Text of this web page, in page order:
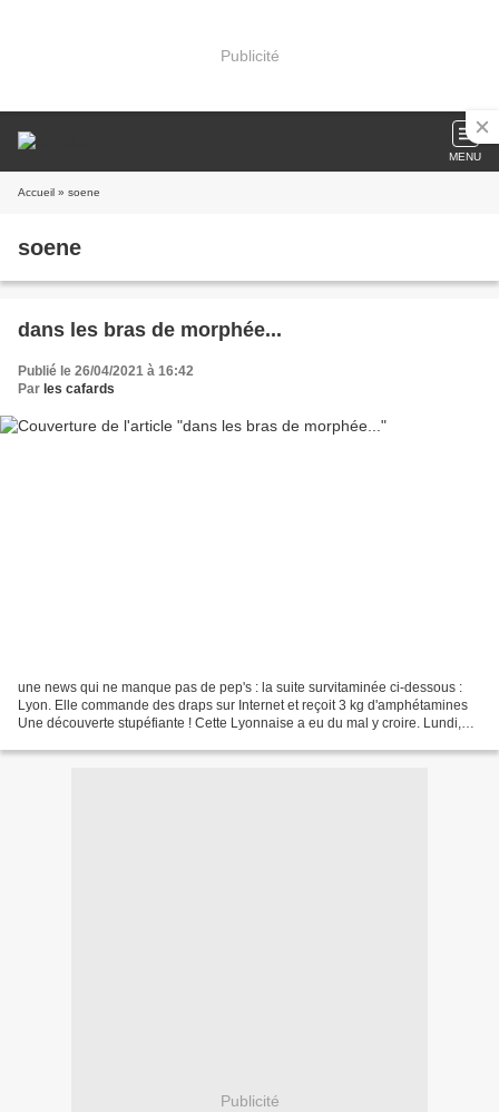
Publicité
MENU
Accueil » soene
soene
dans les bras de morphée...
Publié le 26/04/2021 à 16:42
Par les cafards
une news qui ne manque pas de pep's : la suite survitaminée ci-dessous :
Lyon. Elle commande des draps sur Internet et reçoit 3 kg d'amphétamines
Une découverte stupéfiante ! Cette Lyonnaise a eu du mal y croire. Lundi,
Publicité